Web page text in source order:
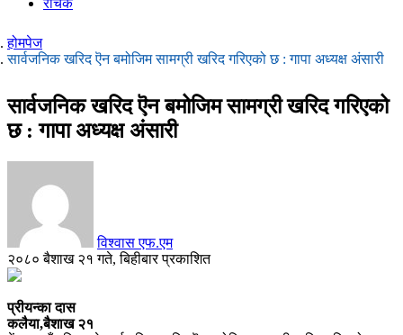
रोचक
होमपेज
सार्वजनिक खरिद ऎन बमोजिम सामग्री खरिद गरिएको छ : गापा अध्यक्ष अंसारी
सार्वजनिक खरिद ऎन बमोजिम सामग्री खरिद गरिएको
छ : गापा अध्यक्ष अंसारी
विश्वास एफ.एम
२०८० बैशाख २१ गते, बिहीबार प्रकाशित
प्रीयन्का दास
कलैया,बैशाख २१